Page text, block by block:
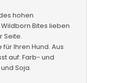
hohen
Bites lieben
Seite.
für Ihren Hund. Aus
auf: Farb- und
Soja.